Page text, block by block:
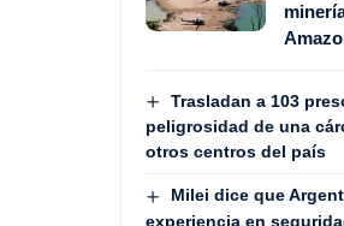
Trasladan a 103
peligrosidad de una
otros centros del país
Milei dice que
experiencia en